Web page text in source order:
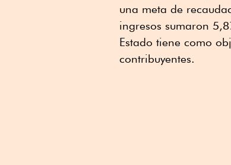
una meta de
ingresos sumaron
Estado tiene como
contribuyentes.